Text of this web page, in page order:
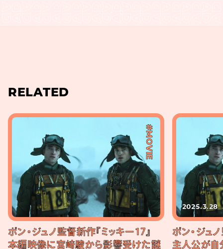
RELATED
#MOVIE
ポン・ジュノ監督新作『ミッキー17』
本編映像に宮﨑駿から影響受けた謎
2025.3.28
ポン・ジュ
主人公が自